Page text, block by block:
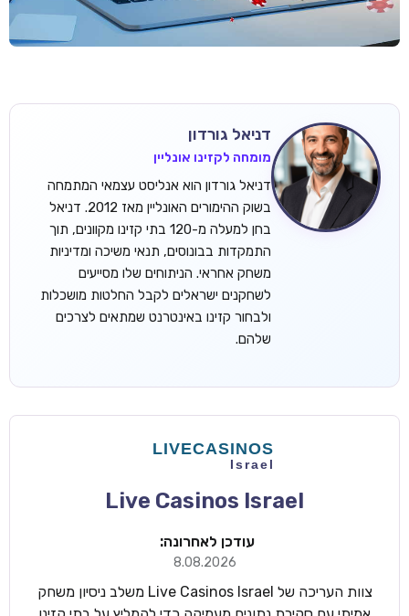
דניאל גורדון
מומחה לקזינו אונליין
דניאל גורדון הוא אנליסט עצמאי המתמחה
בשוק ההימורים האונליין מאז 2012. דניאל
בחן למעלה מ-120 בתי קזינו מקוונים, תוך
התמקדות בבונוסים, תנאי משיכה ומדיניות
משחק אחראי. הניתוחים שלו מסייעים
לשחקנים ישראלים לקבל החלטות מושכלות
ולבחור קזינו באינטרנט שמתאים לצרכים
שלהם.
Live Casinos Israel
עודכן לאחרונה:
8.08.2026
צוות העריכה של Live Casinos Israel משלב ניסיון משחק